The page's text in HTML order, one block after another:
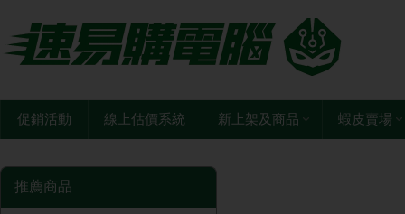
促銷活動 線上估價系統 新上架及商品 蝦皮賣場
推薦商品